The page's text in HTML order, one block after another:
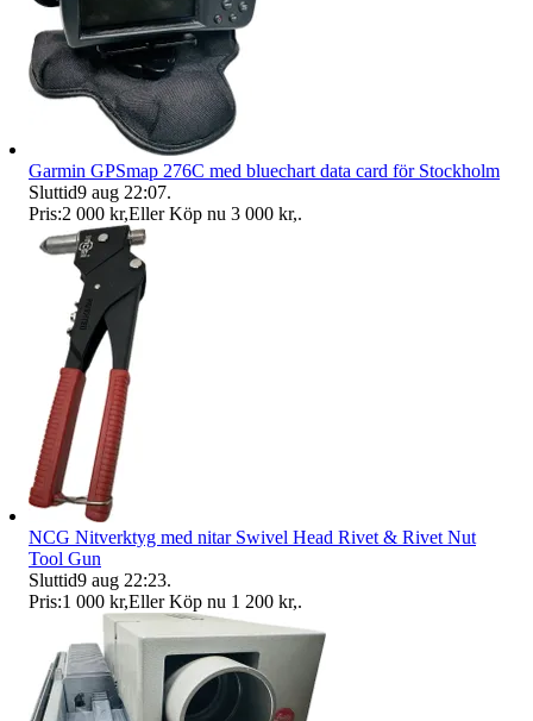
Garmin GPSmap 276C med bluechart data card för Stockholm
Sluttid9 aug 22:07.
Pris:2 000 kr,Eller Köp nu 3 000 kr,.
NCG Nitverktyg med nitar Swivel Head Rivet & Rivet Nut
Tool Gun
Sluttid9 aug 22:23.
Pris:1 000 kr,Eller Köp nu 1 200 kr,.